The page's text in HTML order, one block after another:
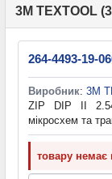
3M TEXTOOL
264-4493-19-
Виробник: 3M
ZIP DIP II
мікросхем та
товару немає